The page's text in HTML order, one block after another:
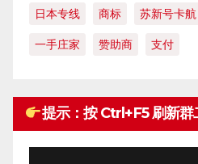
日本专线 商标 苏新号卡航
一手庄家 赞助商 支付
提示：按 Ctrl+F5 刷新群